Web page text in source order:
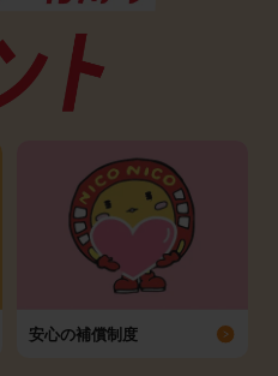
安心の補償制度